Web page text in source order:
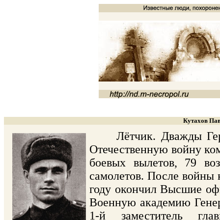
Кутахов
Лётчик. Дважды
Отечественную войну
боевых вылетов, 79
самолетов. После
году окончил Высшие
Военную академию
1-й заместитель